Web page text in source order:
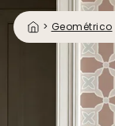
> Geométrico